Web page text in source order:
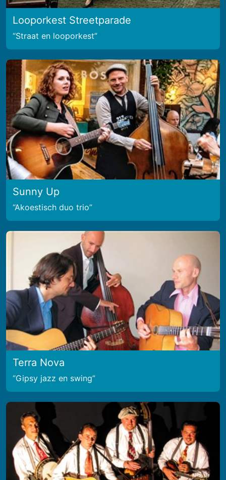
Looporkest Streetparade
Straat en looporkest
Sunny Up
Akoestisch duo trio
Terra Nova
Gipsy jazz en swing